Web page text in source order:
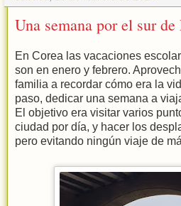
Una semana por el sur de
En Corea las vacaciones
son en enero y febrero.
familia a recordar cómo era la
paso, dedicar una semana a
El objetivo era visitar varios
ciudad por día, y hacer los
pero evitando ningún viaje de